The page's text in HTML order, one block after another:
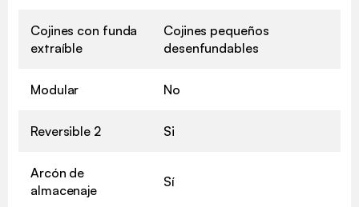
Cojines con funda
extraíble
Cojines pequeños
desenfundables
Modular No
Reversible 2 Si
Arcón de
almacenaje
Sí